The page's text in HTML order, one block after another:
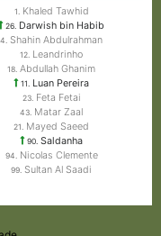
1. Khaled Tawhid
26. Darwish bin Habib
4. Shahin Abdulrahman
12. Leandrinho
18. Abdullah Ghanim
11. Luan Pereira
23.Feta Fetai
43. Matar Zaal
21. Mayed Saeed
90. Saldanha
94. Nicolas Clemente
99. Sultan Al Saadi